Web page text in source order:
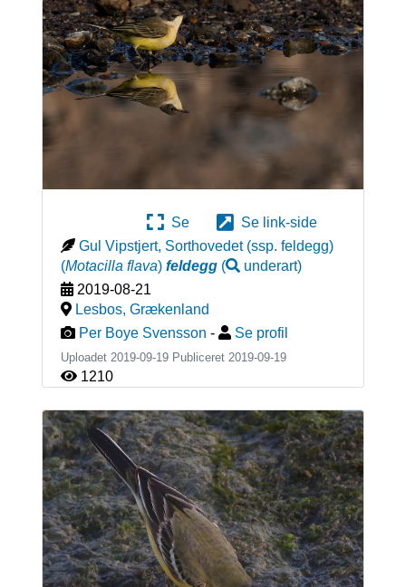
Se
Se link-side
Gul Vipstjert, Sorthovedet (ssp. feldegg)
(Motacilla flava) feldegg( underart)
2019-08-21
Lesbos, Grækenland
Per Boye Svensson - Se profil
Uploadet 2019-09-19 Publiceret 2019-09-19
1210